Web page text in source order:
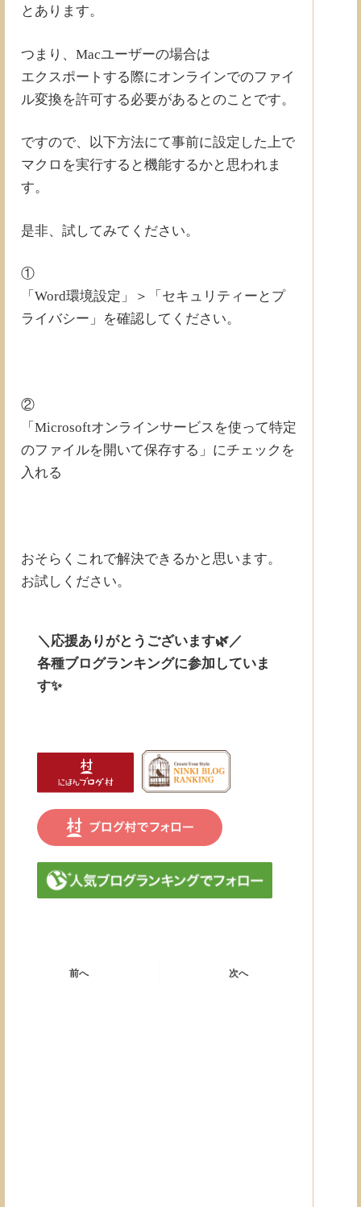
とあります。
つまり、Macユーザーの場合は
エクスポートする際にオンラインでのファイ
ル変換を許可する必要があるとのことです。
ですので、以下方法にて事前に設定した上で
マクロを実行すると機能するかと思われま
す。
是非、試してみてください。
①
「Word環境設定」＞「セキュリティーとプ
ライバシー」を確認してください。
②
「Microsoftオンラインサービスを使って特定
のファイルを開いて保存する」にチェックを
入れる
おそらくこれで解決できるかと思います。
お試しください。
＼応援ありがとうございます🌿／
各種ブログランキングに参加していま
す✨
前へ 次へ